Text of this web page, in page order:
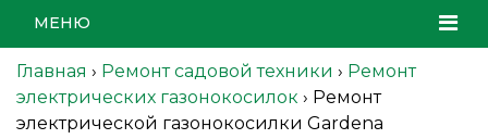
МЕНЮ
Главная › Ремонт садовой техники › Ремонт
электрических газонокосилок › Ремонт
электрической газонокосилки Gardena